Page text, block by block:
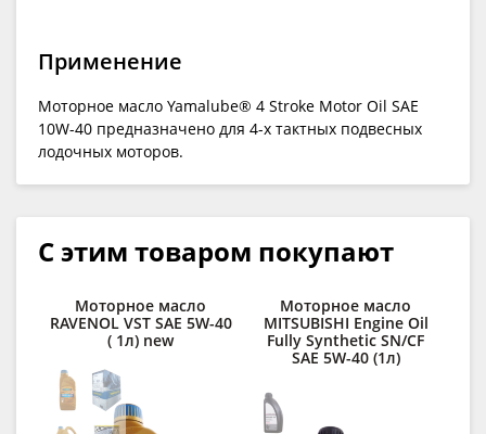
Применение
Моторное масло Yamalube® 4 Stroke Motor Oil SAE
10W-40 предназначено для 4-х тактных подвесных
лодочных моторов.
С этим товаром покупают
Моторное масло
RAVENOL VST SAE 5W-40
( 1л) new
Моторное масло
MITSUBISHI Engine Oil
Fully Synthetic SN/CF
SAE 5W-40 (1л)